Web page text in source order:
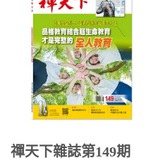
禪天下雜誌第149期